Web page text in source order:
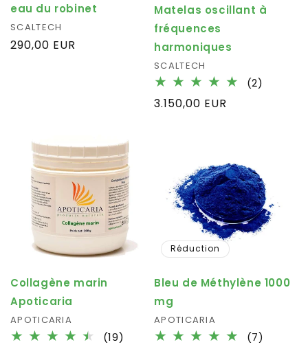
eau du robinet
Fournisseur :
SCALTECH
Prix
290,00 EUR
Matelas oscillant à
fréquences
harmoniques
Fournisseur :
SCALTECH
(2)
Prix
3.150,00 EUR
Collagène marin
Apoticaria
Fournisseur :
APOTICARIA
(19)
Réduction
Bleu de Méthylène 1000
mg
Fournisseur :
APOTICARIA
(7)